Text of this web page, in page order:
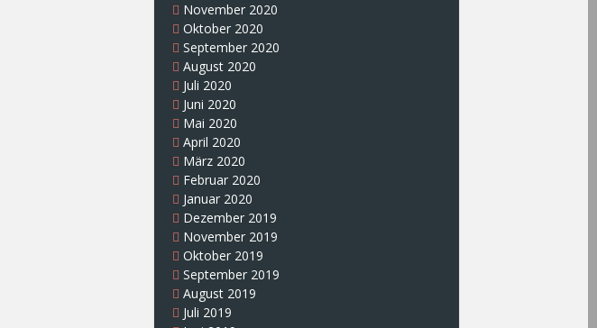
November 2020
Oktober 2020
September 2020
August 2020
Juli 2020
Juni 2020
Mai 2020
April 2020
März 2020
Februar 2020
Januar 2020
Dezember 2019
November 2019
Oktober 2019
September 2019
August 2019
Juli 2019